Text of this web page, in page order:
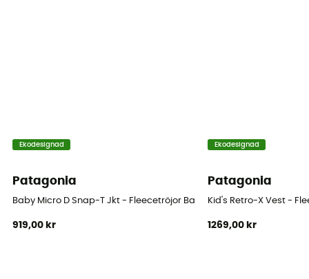
Ekodesignad
Patagonia
Baby Micro D Snap-T Jkt - Fleecetröjor Barn
919,00 kr
Ekodesignad
Patagonia
Kid's Retro-X Vest -
1269,00 kr